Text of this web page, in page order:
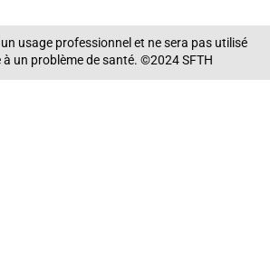
usage professionnel et ne sera pas utilisé
un problème de santé. ©2024 SFTH